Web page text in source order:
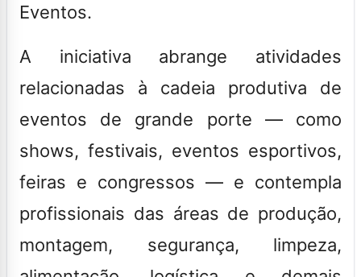
Eventos.
A iniciativa abrange atividades
relacionadas à cadeia produtiva de
eventos de grande porte — como
shows, festivais, eventos esportivos,
feiras e congressos — e contempla
profissionais das áreas de produção,
montagem, segurança, limpeza,